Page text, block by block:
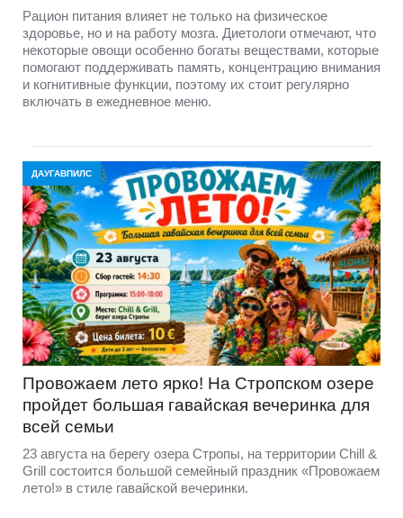
Рацион питания влияет не только на физическое
здоровье, но и на работу мозга. Диетологи отмечают, что
некоторые овощи особенно богаты веществами, которые
помогают поддерживать память, концентрацию внимания
и когнитивные функции, поэтому их стоит регулярно
включать в ежедневное меню.
ДАУГАВПИЛС
Провожаем лето ярко! На Стропском озере
пройдет большая гавайская вечеринка для
всей семьи
23 августа на берегу озера Стропы, на территории Chill &
Grill состоится большой семейный праздник «Провожаем
лето!» в стиле гавайской вечеринки.